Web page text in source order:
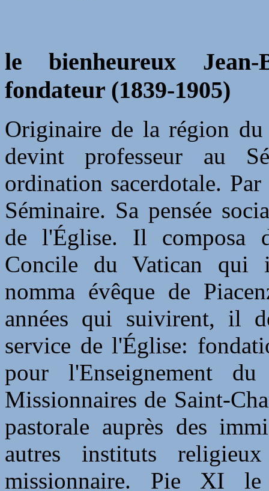
le bienheureux Jean-
fondateur (1839-1905)
Originaire de la région
devint professeur au
ordination sacerdotale.
Séminaire. Sa pensée
de l'Église. Il composa
Concile du Vatican qui
nomma évêque de
années qui suivirent, il
service de l'Église:
pour l'Enseignement
Missionnaires de Saint-
pastorale auprès des
autres instituts
missionnaire. Pie XI